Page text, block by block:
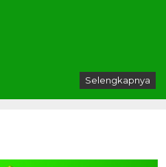
Selengkapnya